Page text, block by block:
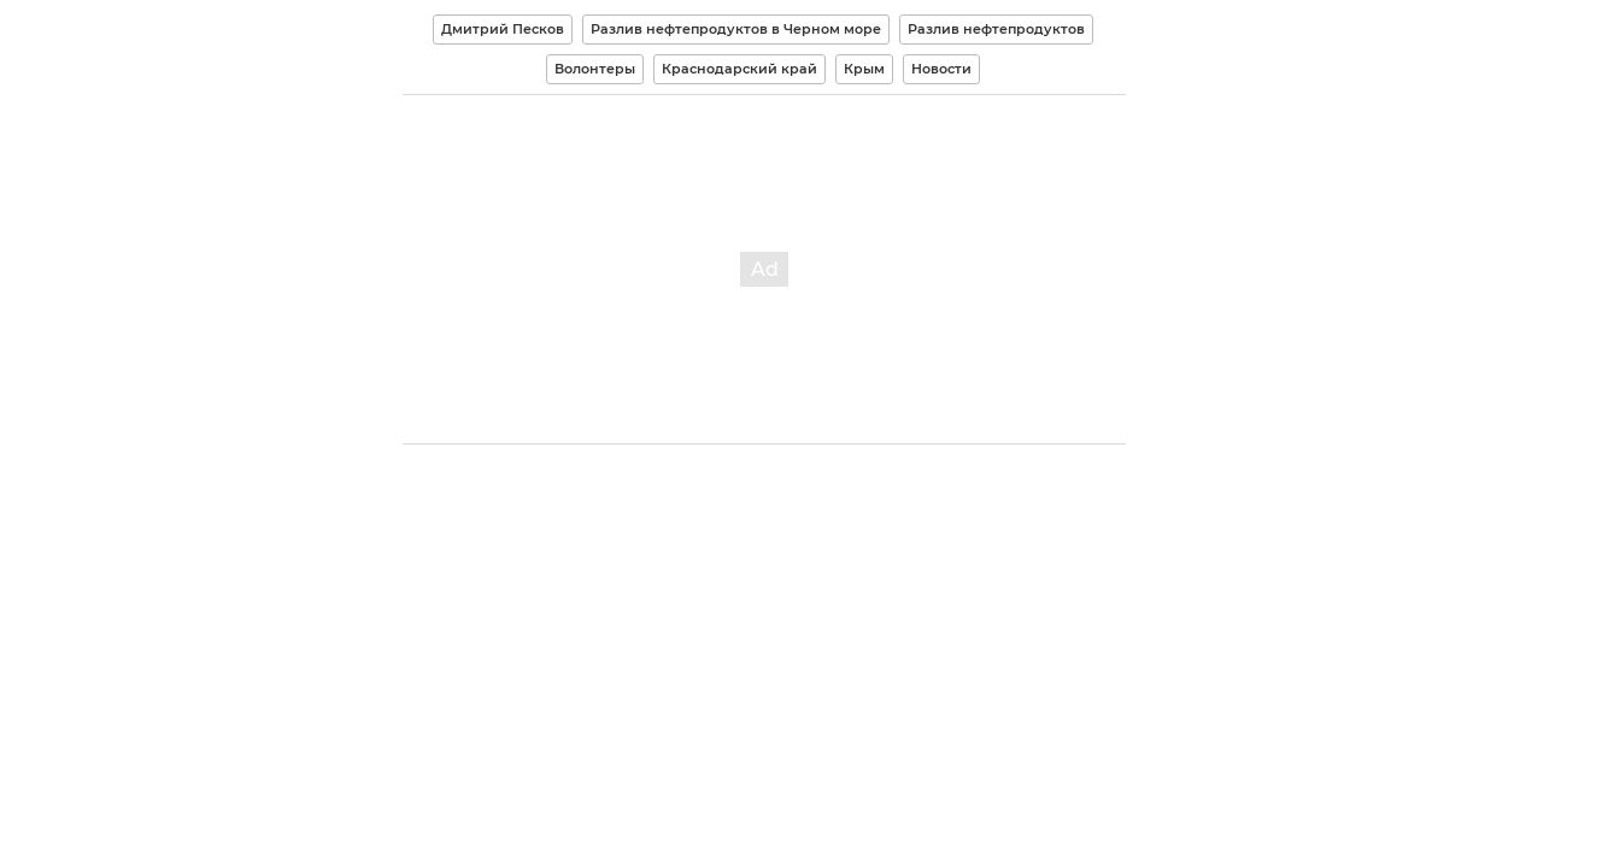
Дмитрий Песков Разлив нефтепродуктов в Черном море Разлив нефтепродуктов
Волонтеры Краснодарский край Крым Новости